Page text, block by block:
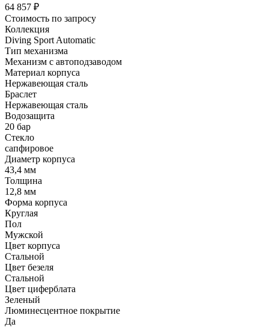
64 857 ₽
Стоимость по запросу
Коллекция
Diving Sport Automatic
Тип механизма
Механизм с автоподзаводом
Материал корпуса
Нержавеющая сталь
Браслет
Нержавеющая сталь
Водозащита
20 бар
Стекло
сапфировое
Диаметр корпуса
43,4 мм
Толщина
12,8 мм
Форма корпуса
Круглая
Пол
Мужской
Цвет корпуса
Стальной
Цвет безеля
Стальной
Цвет циферблата
Зеленый
Люминесцентное покрытие
Да